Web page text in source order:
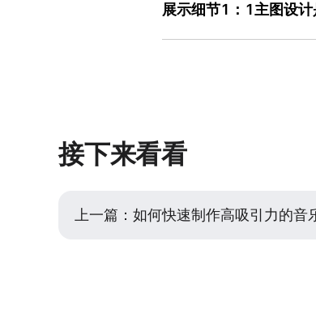
图设计室）进行临摹，重点练
展示细节1：1主图设
接下来看看
上一篇： 如何快速制作高吸引力的音乐节推广海报